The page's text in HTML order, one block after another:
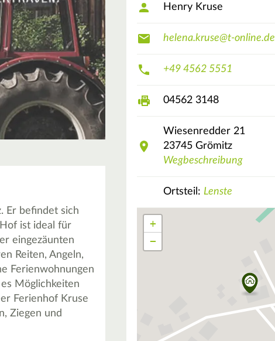
Er befindet sich
ist ideal für
eingezäunten
Reiten, Angeln,
Ferienwohnungen
Möglichkeiten
Ferienhof Kruse
Ziegen und
Henry Kruse
helena.kruse@t-online.de
+49 4562 5551
04562 3148
Wiesenredder 21
23745 Grömitz
Wegbeschreibung
Ortsteil: Lenste
+
−